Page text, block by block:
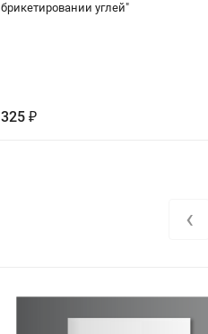
брикетировании углей"
325₽
‹